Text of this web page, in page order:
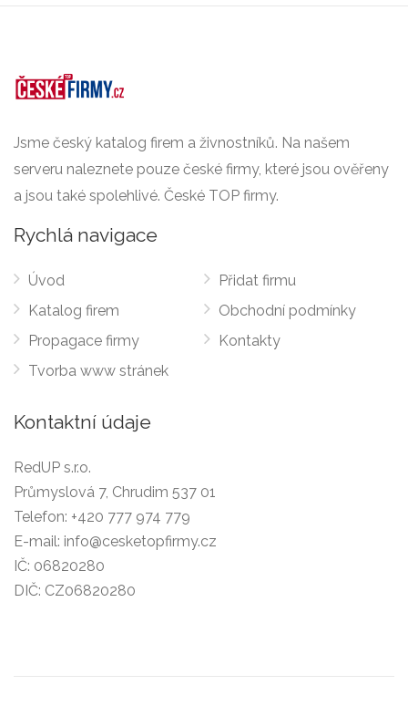
Jsme český katalog firem a živnostníků. Na našem
serveru naleznete pouze české firmy, které jsou ověřeny
a jsou také spolehlivé. České TOP firmy.
Rychlá navigace
Úvod
Katalog firem
Propagace firmy
Tvorba www stránek
Přidat firmu
Obchodní podmínky
Kontakty
Kontaktní údaje
RedUP s.r.o.
Průmyslová 7, Chrudim 537 01
Telefon: +420 777 974 779
E-mail: info@cesketopfirmy.cz
IČ: 06820280
DIČ: CZ06820280